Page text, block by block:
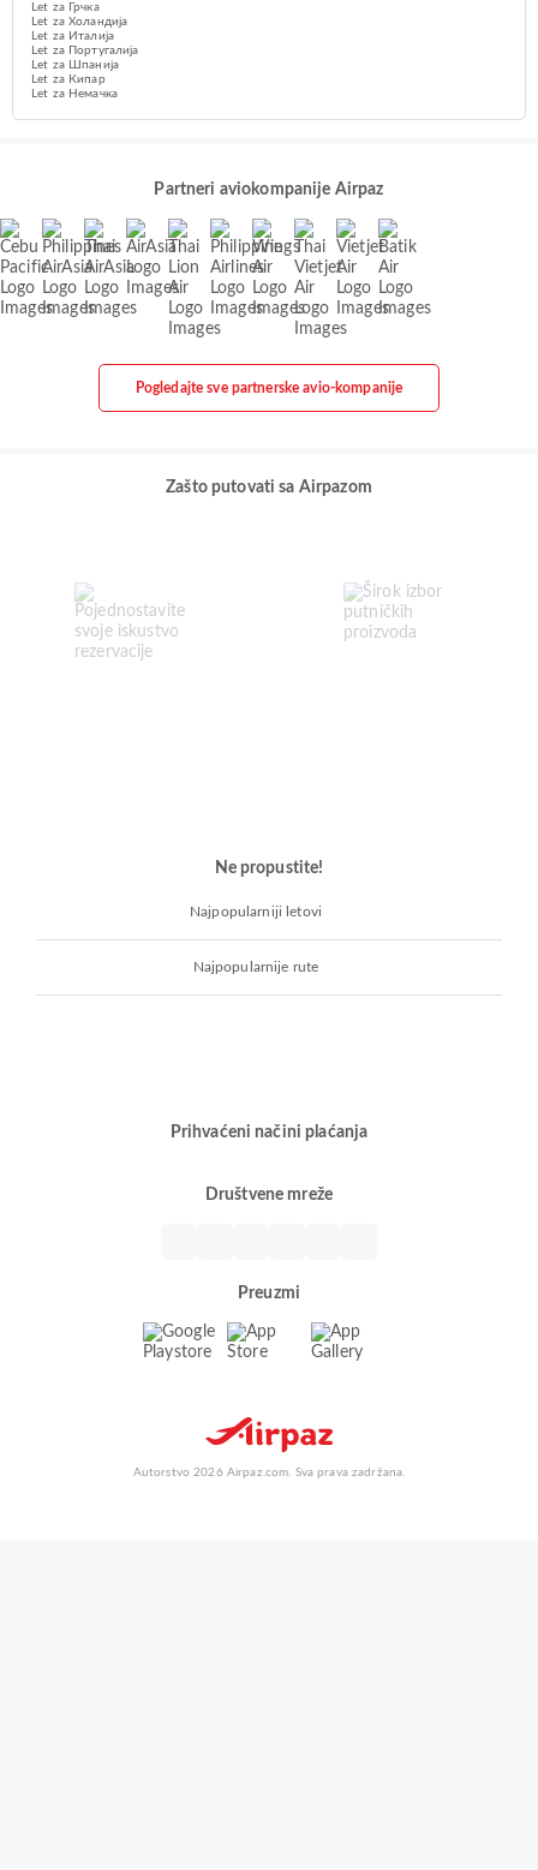
Let za Грчка
Let za Холандија
Let za Италија
Let za Португалија
Let za Шпанија
Let za Кипар
Let za Немачка
Partneri aviokompanije Airpaz
Pogledajte sve partnerske avio-kompanije
Zašto putovati sa Airpazom
Ne propustite!
Najpopularniji letovi
Najpopularnije rute
Prihvaćeni načini plaćanja
Društvene mreže
Preuzmi
Autorstvo 2026 Airpaz.com. Sva prava zadržana.